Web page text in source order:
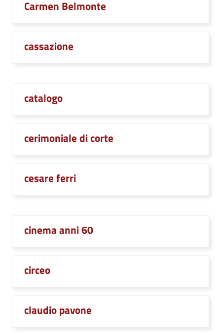
Carmen Belmonte
cassazione
catalogo
cerimoniale di corte
cesare ferri
cinema anni 60
circeo
claudio pavone